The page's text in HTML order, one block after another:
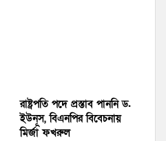
রাষ্ট্রপতি পদে প্রস্তাব পাননি ড.
ইউনূস, বিএনপির বিবেচনায়
মির্জা ফখরুল